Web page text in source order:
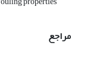
مراجع